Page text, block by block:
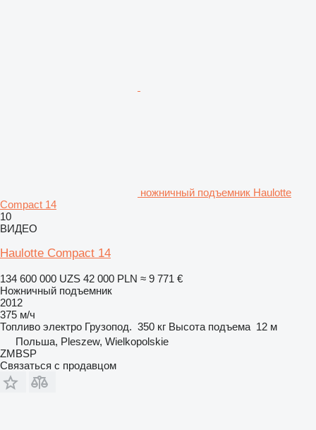
ножничный подъемник Haulotte
Compact 14
10
ВИДЕО
Haulotte Compact 14
134 600 000 UZS 42 000 PLN ≈ 9 771 €
Ножничный подъемник
2012
375 м/ч
Топливо электро Грузопод. 350 кг Высота подъема 12 м
Польша, Pleszew, Wielkopolskie
ZMBSP
Связаться с продавцом